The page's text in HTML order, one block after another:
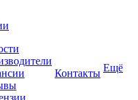
Контакты Ещё